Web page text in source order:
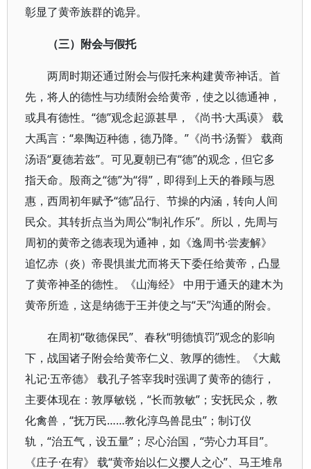
彰显了黄帝族群的诡异。
（三）附会与假托
两周时期还通过附会与假托来构建黄帝神话。首
先，将人的德性与功绩附会给黄帝，使之以德通神，
或具有德性。“德”观念起源甚早，《尚书·大禹谟》 载
大禹言：“皋陶迈种德，德乃降。”《尚书·汤誓》 载商
汤语“夏德若兹”。可见夏朝已有“德”的观念，但它多
指天命。殷商之“德”为“得”，即得到上天的眷顾与恩
惠，西周初年赋予“德”品行、节操的内涵，转向人间
民众。其转折点当为周公“制礼作乐”。所以，先周与
周初的黄帝之德表现为通神，如《逸周书·尝麦解》
追忆赤（炎）帝畏惧蚩尤而将天下委任给黄帝，凸显
了黄帝神圣的德性。《山海经》 中用于通天的建木为
黄帝所造，这是纳德于王并使之与“天”沟通的附会。
在周初“敬德保民”、春秋“明德慎罚”观念的影响
下，战国诸子附会给黄帝仁义、敦厚的德性。《大戴
礼记·五帝德》 载孔子答宰我时强调了黄帝的德行，
主要体现在：敦厚敏锐，“长而敦敏”；安抚民众，教
化禽兽，“抚万民……教化淳鸟兽昆虫”；制订仪
轨，“治五气，设五量”；尽心治国，“劳心力耳目”。
《庄子·在宥》 载“黄帝始以仁义撄人之心”、马王堆帛